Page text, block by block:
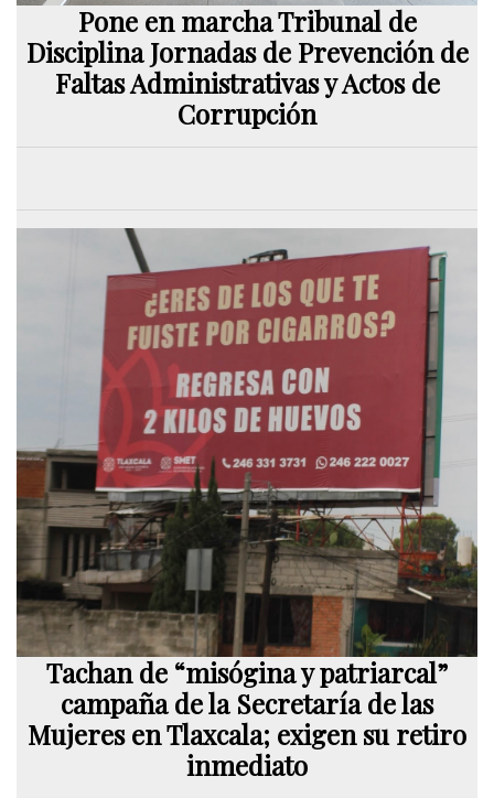
Pone en marcha Tribunal de
Disciplina Jornadas de Prevención de
Faltas Administrativas y Actos de
Corrupción
Tachan de “misógina y patriarcal”
campaña de la Secretaría de las
Mujeres en Tlaxcala; exigen su retiro
inmediato